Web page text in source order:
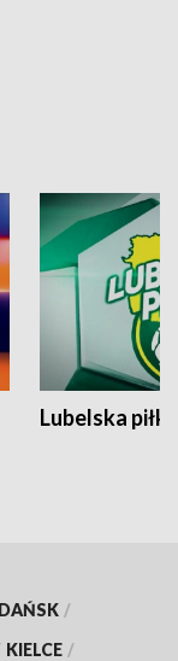
Lubelska piłka
/
KIELCE /